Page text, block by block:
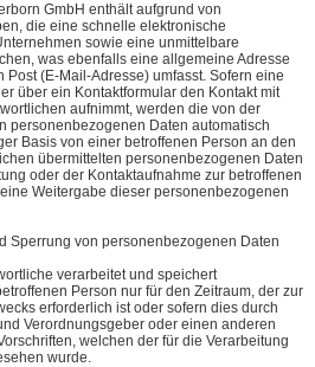
GmbH enthält aufgrund von
die eine schnelle elektronische
sowie eine unmittelbare
was ebenfalls eine allgemeine Adresse
(E-Mail-Adresse) umfasst. Sofern eine
über ein Kontaktformular den Kontakt mit
aufnimmt, werden die von der
personenbezogenen Daten automatisch
Basis von einer betroffenen Person an den
übermittelten personenbezogenen Daten
oder der Kontaktaufnahme zur betroffenen
Weitergabe dieser personenbezogenen
Sperrung von personenbezogenen Daten
verarbeitet und speichert
Person nur für den Zeitraum, der zur
erforderlich ist oder sofern dies durch
Verordnungsgeber oder einen anderen
welchen der für die Verarbeitung
wurde.